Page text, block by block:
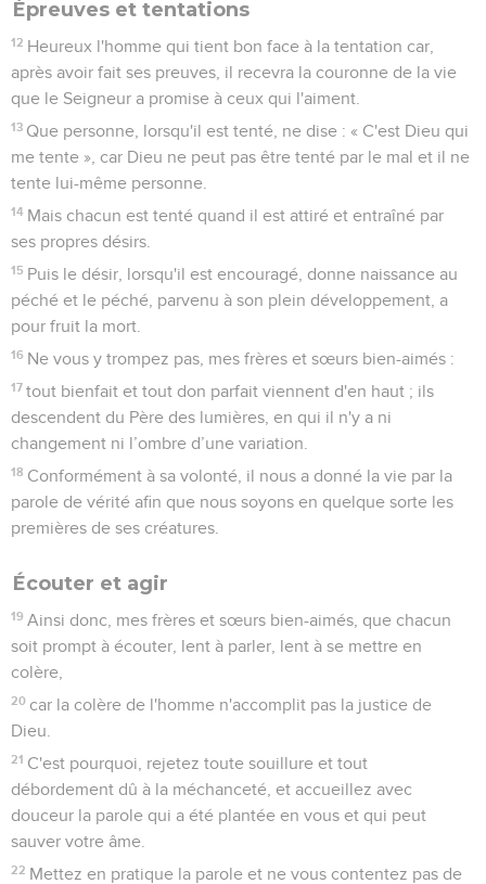
Épreuves et tentations
12 Heureux l'homme qui tient bon face à la tentation car,
après avoir fait ses preuves, il recevra la couronne de la vie
que le Seigneur a promise à ceux qui l'aiment.
13 Que personne, lorsqu'il est tenté, ne dise : « C'est Dieu qui
me tente », car Dieu ne peut pas être tenté par le mal et il ne
tente lui-même personne.
14 Mais chacun est tenté quand il est attiré et entraîné par
ses propres désirs.
15 Puis le désir, lorsqu'il est encouragé, donne naissance au
péché et le péché, parvenu à son plein développement, a
pour fruit la mort.
16 Ne vous y trompez pas, mes frères et sœurs bien-aimés :
17 tout bienfait et tout don parfait viennent d'en haut ; ils
descendent du Père des lumières, en qui il n'y a ni
changement ni l’ombre d’une variation.
18 Conformément à sa volonté, il nous a donné la vie par la
parole de vérité afin que nous soyons en quelque sorte les
premières de ses créatures.
Écouter et agir
19 Ainsi donc, mes frères et sœurs bien-aimés, que chacun
soit prompt à écouter, lent à parler, lent à se mettre en
colère,
20 car la colère de l'homme n'accomplit pas la justice de
Dieu.
21 C'est pourquoi, rejetez toute souillure et tout
débordement dû à la méchanceté, et accueillez avec
douceur la parole qui a été plantée en vous et qui peut
sauver votre âme.
22 Mettez en pratique la parole et ne vous contentez pas de